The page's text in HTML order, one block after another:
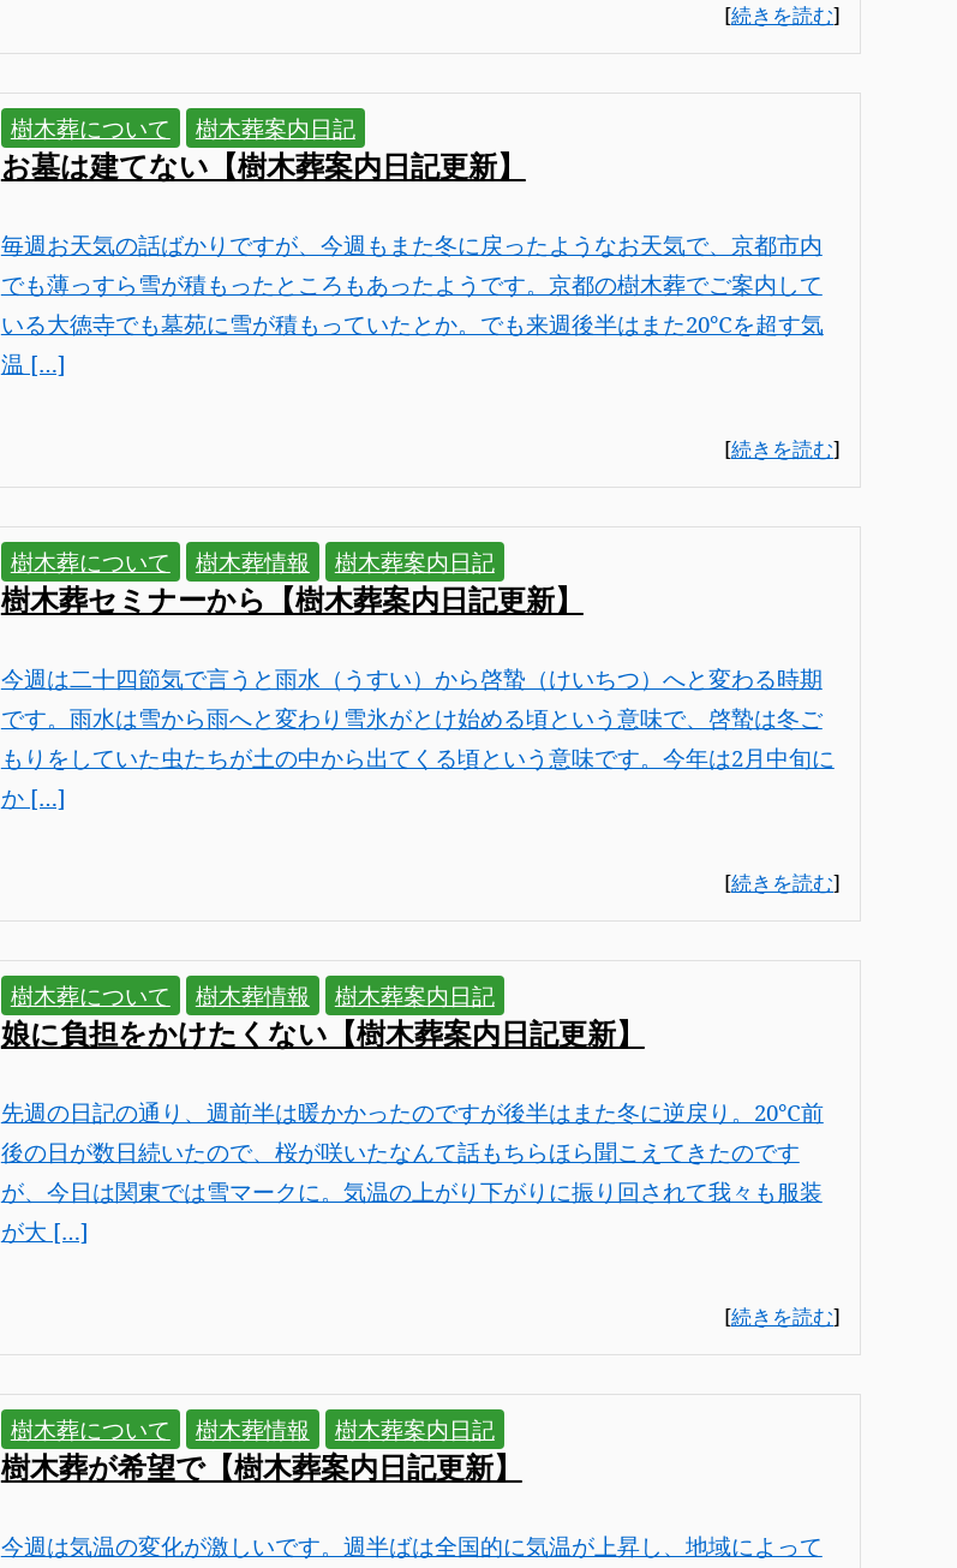
[続きを読む]
樹木葬について 樹木葬案内日記
お墓は建てない【樹木葬案内日記更新】
毎週お天気の話ばかりですが、今週もまた冬に戻ったようなお天気で、京都市内
でも薄っすら雪が積もったところもあったようです。京都の樹木葬でご案内して
いる大徳寺でも墓苑に雪が積もっていたとか。でも来週後半はまた20℃を超す気
温 […]
[続きを読む]
樹木葬について 樹木葬情報 樹木葬案内日記
樹木葬セミナーから【樹木葬案内日記更新】
今週は二十四節気で言うと雨水（うすい）から啓蟄（けいちつ）へと変わる時期
です。雨水は雪から雨へと変わり雪氷がとけ始める頃という意味で、啓蟄は冬ご
もりをしていた虫たちが土の中から出てくる頃という意味です。今年は2月中旬に
か […]
[続きを読む]
樹木葬について 樹木葬情報 樹木葬案内日記
娘に負担をかけたくない【樹木葬案内日記更新】
先週の日記の通り、週前半は暖かかったのですが後半はまた冬に逆戻り。20℃前
後の日が数日続いたので、桜が咲いたなんて話もちらほら聞こえてきたのです
が、今日は関東では雪マークに。気温の上がり下がりに振り回されて我々も服装
が大 […]
[続きを読む]
樹木葬について 樹木葬情報 樹木葬案内日記
樹木葬が希望で【樹木葬案内日記更新】
今週は気温の変化が激しいです。週半ばは全国的に気温が上昇し、地域によって